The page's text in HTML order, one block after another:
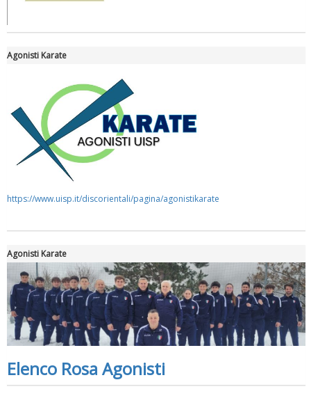
Agonisti Karate
https://www.uisp.it/discorientali/pagina/agonistikarate
Agonisti Karate
Elenco Rosa Agonisti